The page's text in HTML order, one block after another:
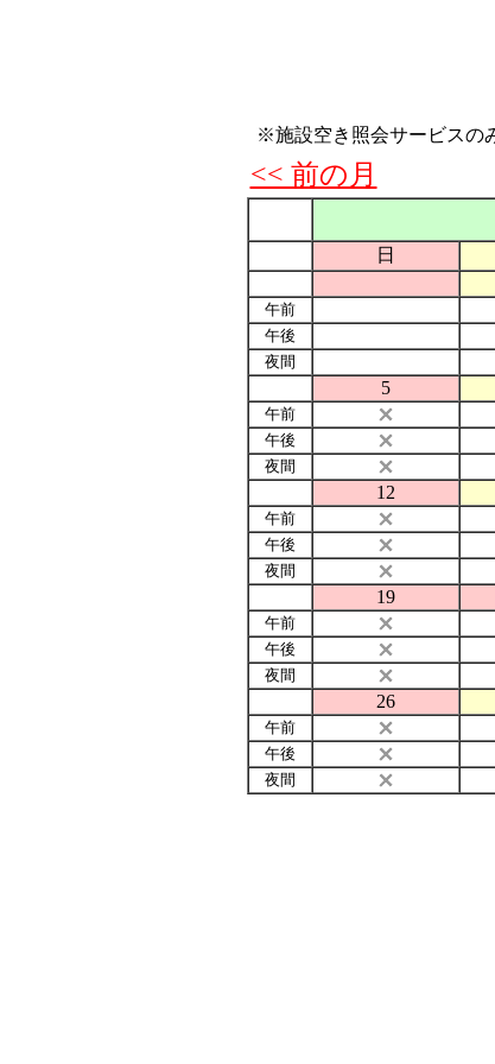
※施設空き照会サービスの
<< 前の月
日
午前
午後
夜間
5
午前
午後
夜間
12
午前
午後
夜間
19
午前
午後
夜間
26
午前
午後
夜間